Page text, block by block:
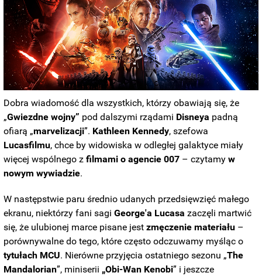
Dobra wiadomość dla wszystkich, którzy obawiają się, że
„Gwiezdne wojny” pod dalszymi rządami Disneya padną
ofiarą „marvelizacji”. Kathleen Kennedy, szefowa
Lucasfilmu, chce by widowiska w odległej galaktyce miały
więcej wspólnego zfilmami o agencie 007 – czytamyw
nowym wywiadzie.
W następstwie paru średnio udanych przedsięwzięć małego
ekranu, niektórzy fani sagiGeorge'a Lucasa zaczęli martwić
się, że ulubionej marce pisane jestzmęczenie materiału –
porównywalne do tego, które często odczuwamy myśląc o
tytułach MCU. Nierówne przyjęcia ostatniego sezonu „The
Mandalorian”, miniserii „Obi-Wan Kenobi” i jeszcze